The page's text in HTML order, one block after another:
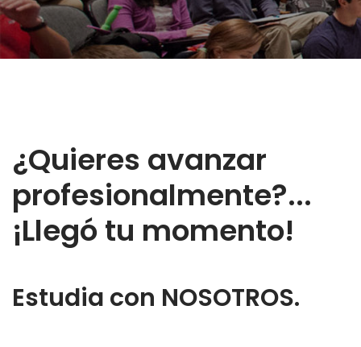
¿Quieres avanzar
profesionalmente?...
¡Llegó tu momento!
Estudia con NOSOTROS.